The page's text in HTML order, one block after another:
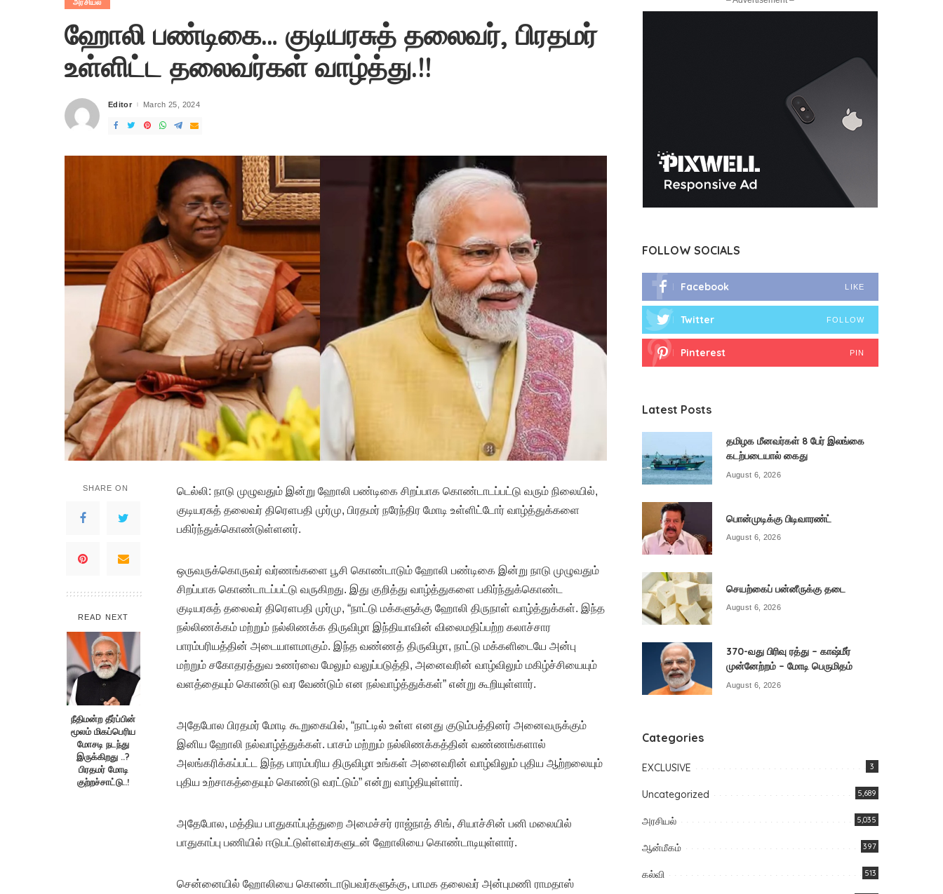
அரசியல்
ஹோலி பண்டிகை… குடியரசுத் தலைவர், பிரதமர்
உள்ளிட்ட தலைவர்கள் வாழ்த்து.!!
Posted
Editor March 25, 2024
SHARE ON
READ NEXT
நீதிமன்ற தீர்ப்பின்
மூலம் மிகப்பெரிய
மோசடி நடந்து
இருக்கிறது ..?
பிரதமர் மோடி
குற்றச்சாட்டு..!
டெல்லி: நாடு முழுவதும் இன்று ஹோலி பண்டிகை சிறப்பாக கொண்டாடப்பட்டு வரும் நிலையில்,
குடியரசுத் தலைவர் திரௌபதி முர்மு, பிரதமர் நரேந்திர மோடி உள்ளிட்டோர் வாழ்த்துக்களை
பகிர்ந்துக்கொண்டுள்ளனர்.
ஒருவருக்கொருவர் வர்ணங்களை பூசி கொண்டாடும் ஹோலி பண்டிகை இன்று நாடு முழுவதும்
சிறப்பாக கொண்டாடப்பட்டு வருகிறது. இது குறித்து வாழ்த்துகளை பகிர்ந்துக்கொண்ட
குடியரசுத் தலைவர் திரௌபதி முர்மு, “நாட்டு மக்களுக்கு ஹோலி திருநாள் வாழ்த்துக்கள். இந்த
நல்லிணக்கம் மற்றும் நல்லிணக்க திருவிழா இந்தியாவின் விலைமதிப்பற்ற கலாச்சார
பாரம்பரியத்தின் அடையாளமாகும். இந்த வண்ணத் திருவிழா, நாட்டு மக்களிடையே அன்பு
மற்றும் சகோதரத்துவ உணர்வை மேலும் வலுப்படுத்தி, அனைவரின் வாழ்விலும் மகிழ்ச்சியையும்
வளத்தையும் கொண்டு வர வேண்டும் என நல்வாழ்த்துக்கள்” என்று கூறியுள்ளார்.
அதேபோல பிரதமர் மோடி கூறுகையில், “நாட்டில் உள்ள எனது குடும்பத்தினர் அனைவருக்கும்
இனிய ஹோலி நல்வாழ்த்துக்கள். பாசம் மற்றும் நல்லிணக்கத்தின் வண்ணங்களால்
அலங்கரிக்கப்பட்ட இந்த பாரம்பரிய திருவிழா உங்கள் அனைவரின் வாழ்விலும் புதிய ஆற்றலையும்
புதிய உற்சாகத்தையும் கொண்டு வரட்டும்” என்று வாழ்தியுள்ளார்.
அதேபோல, மத்திய பாதுகாப்புத்துறை அமைச்சர் ராஜ்நாத் சிங், சியாச்சின் பனி மலையில்
பாதுகாப்பு பணியில் ஈடுபட்டுள்ளவர்களுடன் ஹோலியை கொண்டாடியுள்ளார்.
சென்னையில் ஹோலியை கொண்டாடுபவர்களுக்கு, பாமக தலைவர் அன்புமணி ராமதாஸ்
FOLLOW SOCIALS
Facebook LIKE
Twitter FOLLOW
Pinterest PIN
Latest Posts
தமிழக மீனவர்கள் 8 பேர் இலங்கை
கடற்படையால் கைது
August 6, 2026
பொன்முடிக்கு பிடிவாரண்ட்
August 6, 2026
செயற்கைப் பன்னீருக்கு தடை
August 6, 2026
370-வது பிரிவு ரத்து – காஷ்மீர்
முன்னேற்றம் – மோடி பெருமிதம்
August 6, 2026
Categories
EXCLUSIVE 3
Uncategorized 5,689
அரசியல் 5,035
ஆன்மீகம் 397
கல்வி 513